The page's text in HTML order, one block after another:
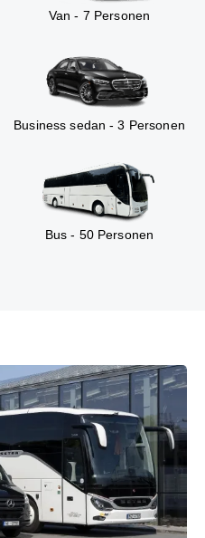
Van - 7 Personen
Business sedan - 3 Personen
Bus - 50 Personen